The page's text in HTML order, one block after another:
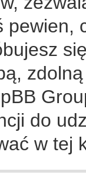
pewien,
do
w tej